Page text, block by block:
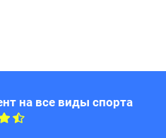
на все виды спорта